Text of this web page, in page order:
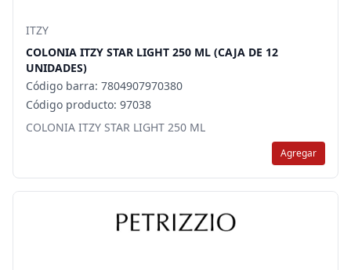
ITZY
COLONIA ITZY STAR LIGHT 250 ML (CAJA DE 12
UNIDADES)
Código barra: 7804907970380
Código producto: 97038
COLONIA ITZY STAR LIGHT 250 ML
Agregar